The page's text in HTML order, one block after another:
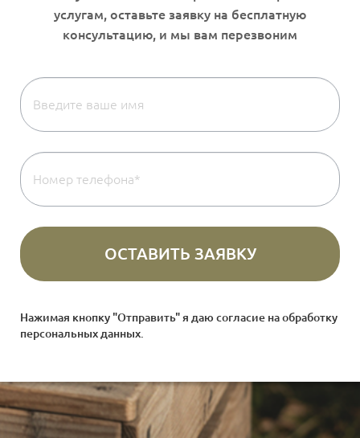
Нажимая кнопку "Отправить" я даю согласие наобработку
персональных данных